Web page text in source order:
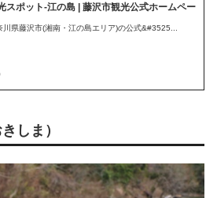
スポット-江の島 | 藤沢市観光公式ホームペー
川県藤沢市(湘南・江の島エリア)の公式&#3525...
しま）